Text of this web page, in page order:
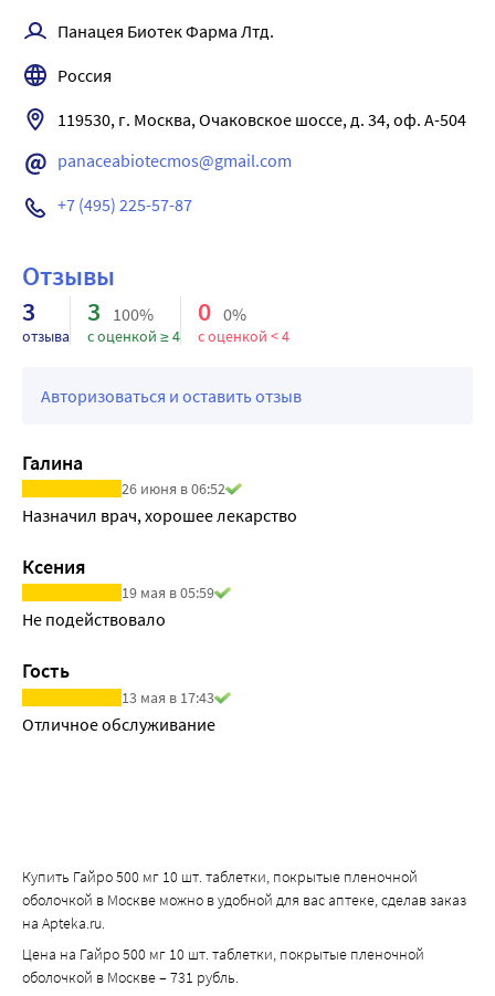
однократной дозы выводится в течение 5 дней.
отсутствует.
Панацея Биотек Фарма Лтд.
Россия
119530, г. Москва, Очаковское шоссе, д. 34, оф. А-504
panaceabiotecmos@gmail.com
+7 (495) 225-57-87
Отзывы
3
отзыва
3 100%
с оценкой ≥ 4
0 0%
с оценкой < 4
Авторизоваться и оставить отзыв
Галина
26 июня в 06:52
Назначил врач, хорошее лекарство
Ксения
19 мая в 05:59
Не подействовало
Гость
13 мая в 17:43
Отличное обслуживание
Купить Гайро 500 мг 10 шт. таблетки, покрытые пленочной
оболочкой в Москве можно в удобной для вас аптеке, сделав заказ
на Apteka.ru.
Цена на Гайро 500 мг 10 шт. таблетки, покрытые пленочной
оболочкой в Москве – 731 рубль.